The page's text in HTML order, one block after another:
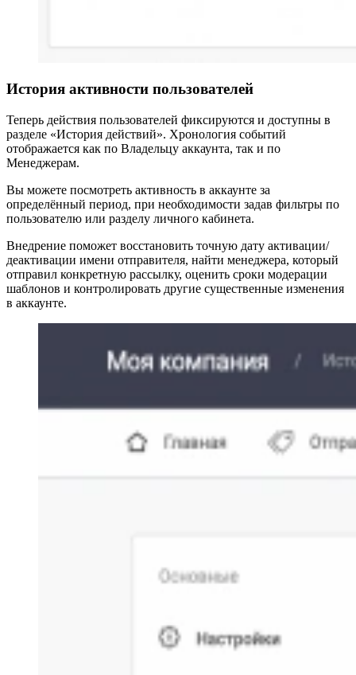
История активности пользователей
Теперь действия пользователей фиксируются и доступны в
разделе «История действий». Хронология событий
отображается как по Владельцу аккаунта, так и по
Менеджерам.
Вы можете посмотреть активность в аккаунте за
определённый период, при необходимости задав фильтры по
пользователю или разделу личного кабинета.
Внедрение поможет восстановить точную дату активации/
деактивации имени отправителя, найти менеджера, который
отправил конкретную рассылку, оценить сроки модерации
шаблонов и контролировать другие существенные изменения
в аккаунте.